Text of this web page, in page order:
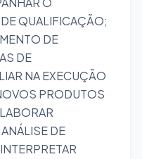
QUALIFICAÇÃO;
DE
DE
NA EXECUÇÃO
PRODUTOS
DE